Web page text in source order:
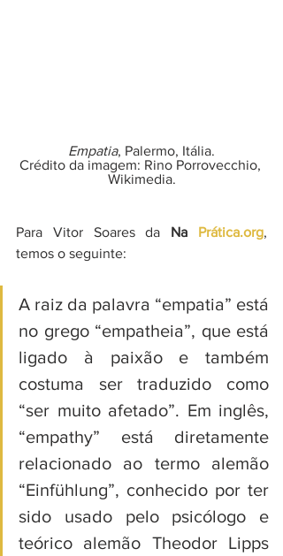
Empatia, Palermo, Itália.
Crédito da imagem: Rino Porrovecchio,
Wikimedia.
Para Vitor Soares da Na Prática.org,
temos o seguinte:
A raiz da palavra “empatia” está
no grego “empatheia”, que está
ligado à paixão e também
costuma ser traduzido como
“ser muito afetado”. Em inglês,
“empathy” está diretamente
relacionado ao termo alemão
“Einfühlung”, conhecido por ter
sido usado pelo psicólogo e
teórico alemão Theodor Lipps